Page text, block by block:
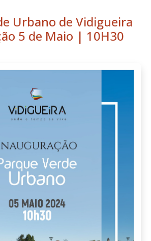
Urbano de Vidigueira
5 de Maio | 10H30